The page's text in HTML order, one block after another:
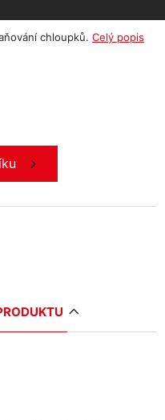
chloupků. Celý popis